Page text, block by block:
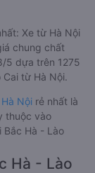
Xe từ Hà Nội
chung chất
5 dựa trên 1275
từ Hà Nội.
Nội rẻ nhất là
thuộc vào
Bắc Hà - Lào
Hà - Lào